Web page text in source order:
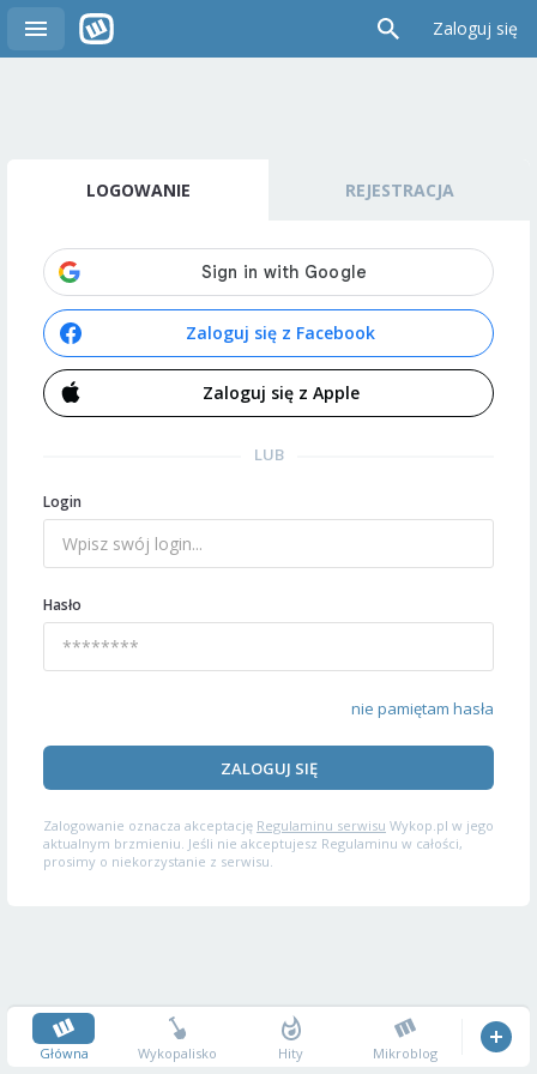
Zaloguj się
LOGOWANIE REJESTRACJA
Zaloguj się z Facebook
Zaloguj się z Apple
LUB
Login
Hasło
nie pamiętam hasła
ZALOGUJ SIĘ
Zalogowanie oznacza akceptację Regulaminu serwisu Wykop.pl w jego
aktualnym brzmieniu. Jeśli nie akceptujesz Regulaminu w całości,
prosimy o niekorzystanie z serwisu.
Główna Wykopalisko Hity Mikroblog